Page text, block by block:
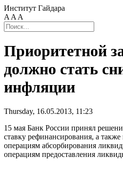
Институт Гайдара
A A A
Приоритетной
должно стать
инфляции
Thursday, 16.05.2013, 11:23
15 мая Банк России принял
ставку рефинансирования, а
операциям абсорбирования
операциям предоставления